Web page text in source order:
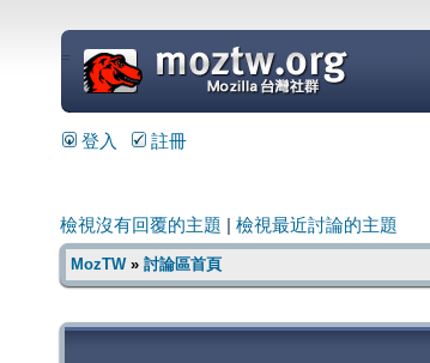
=
登入 註冊
檢視沒有回覆的主題 檢視最近討論的主題
MozTW» 討論區首頁